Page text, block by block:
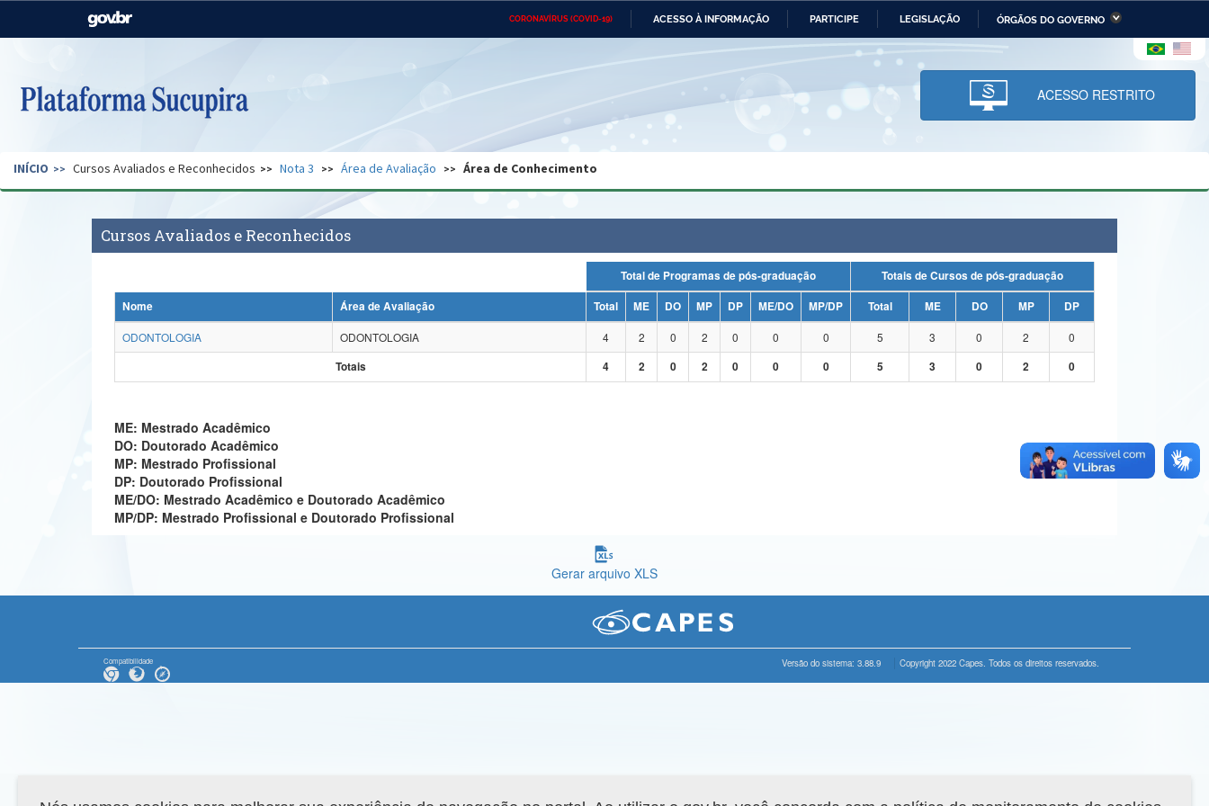
CORONAVÍRUS (COVID-19) ACESSO À INFORMAÇÃO PARTICIPE LEGISLAÇÃO ÓRGÃOS DO GOVERNO
Casa Civil Ministério das Relações Ministério da Economia Ministério da Infraestrutura
Pecuária e Abastecimento
Ministério da Ciência,
Tecnologia, Inovações e
Comunicações
Ministério do Desenvolvimento
Regional e dos Direitos Humanos
Secretaria de Governo Gabinete de Segurança Advocacia-Geral da União Banco Central do Brasil Planalto
ACESSO RESTRITO
INÍCIO Cursos Avaliados e Reconhecidos Nota 3 Área de Avaliação Área de Conhecimento
Cursos Avaliados e Reconhecidos
Total de Programas de pós-graduação
Totais de Cursos de pós-graduação
Nome
Área de Avaliação Total ME DO MP DP ME/DO MP/DP Total ME DO MP
DP
ODONTOLOGIA
ODONTOLOGIA 4 2 0 2 0 0 0 5 3 0 2
0
Totais
4 2 0 2 0 0 0 5 3 0 2 0
ME: Mestrado Acadêmico
DO: Doutorado Acadêmico
MP: Mestrado Profissional
DP: Doutorado Profissional
ME/DO: Mestrado Acadêmico e Doutorado Acadêmico
MP/DP: Mestrado Profissional e Doutorado Profissional
Gerar arquivo XLS
Compatibilidade Versão do sistema: 3.88.9 Copyright 2022 Capes. Todos os direitos reservados.